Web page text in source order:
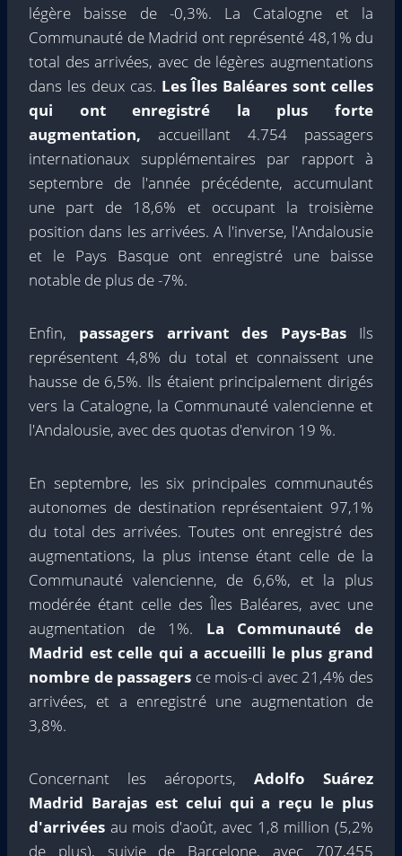
légère baisse de -0,3%. La Catalogne et la
Communauté de Madrid ont représenté 48,1% du
total des arrivées, avec de légères augmentations
dans les deux cas. Les Îles Baléares sont celles
qui ont enregistré la plus forte
augmentation, accueillant 4.754 passagers
internationaux supplémentaires par rapport à
septembre de l'année précédente, accumulant
une part de 18,6% et occupant la troisième
position dans les arrivées. A l'inverse, l'Andalousie
et le Pays Basque ont enregistré une baisse
notable de plus de -7%.
Enfin, passagers arrivant des Pays-BasIls
représentent 4,8% du total et connaissent une
hausse de 6,5%. Ils étaient principalement dirigés
vers la Catalogne, la Communauté valencienne et
l'Andalousie, avec des quotas d'environ 19 %.
En septembre, les six principales communautés
autonomes de destination représentaient 97,1%
du total des arrivées. Toutes ont enregistré des
augmentations, la plus intense étant celle de la
Communauté valencienne, de 6,6%, et la plus
modérée étant celle des Îles Baléares, avec une
augmentation de 1%. La Communauté de
Madrid est celle qui a accueilli le plus grand
nombre de passagers ce mois-ci avec 21,4% des
arrivées, et a enregistré une augmentation de
3,8%.
Concernant les aéroports, Adolfo Suárez
Madrid Barajas est celui qui a reçu le plus
d'arrivées au mois d'août, avec 1,8 million (5,2%
de plus), suivie de Barcelone, avec 707,455